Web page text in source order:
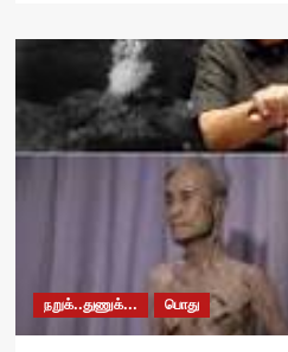
நறுக்..துணுக்... பொது